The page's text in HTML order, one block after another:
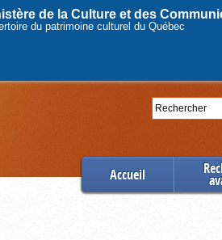
de la Culture et des
du patrimoine culturel du Québec
Rechercher
Accueil